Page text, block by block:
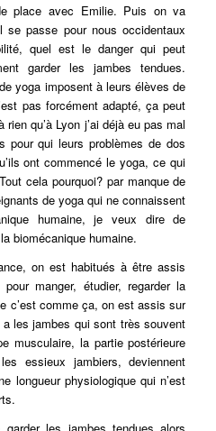
place avec Emilie. Puis on va
se passe pour nous occidentaux
quel est le danger qui peut
garder les jambes tendues.
yoga imposent à leurs élèves de
pas forcément adapté, ça peut
qu’à Lyon j’ai déjà eu pas mal
pour qui leurs problèmes de dos
ont commencé le yoga, ce qui
cela pourquoi? par manque de
de yoga qui ne connaissent
humaine, je veux dire de
biomécanique humaine.
on est habitués à être assis
manger, étudier, regarder la
c’est comme ça, on est assis sur
a les jambes qui sont très souvent
musculaire, la partie postérieure
essieux jambiers, deviennent
longueur physiologique qui n’est